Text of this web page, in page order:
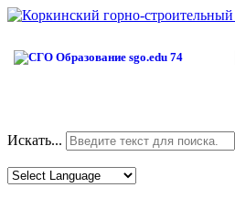
Искать...